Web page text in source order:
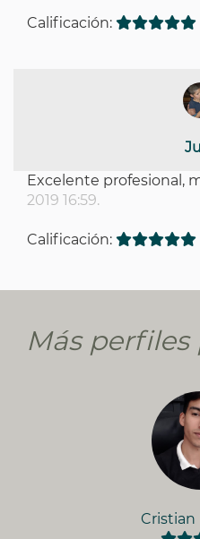
Calificación:
Excelente profesional,
2019 16:59.
Calificación:
Más perfiles
Cristian